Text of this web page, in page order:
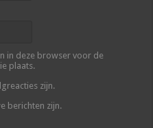
in deze browser voor de
plaats.
zijn.
berichten zijn.